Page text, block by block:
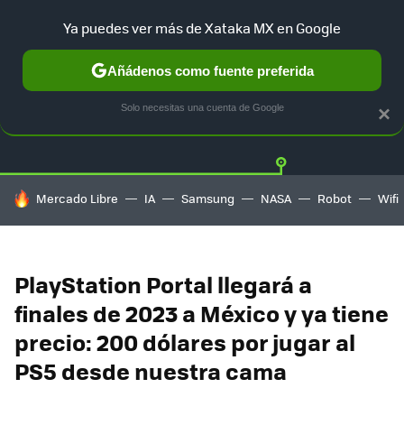
Twitter
HOY SE HABLA DE
Mercado Libre IA Samsung NASA Robot Wifi
PlayStation Portal llegará a
finales de 2023 a México y ya tiene
precio: 200 dólares por jugar al
PS5 desde nuestra cama
×
Ya puedes ver más de Xataka MX en Google
Añádenos como fuente preferida
Solo necesitas una cuenta de Google